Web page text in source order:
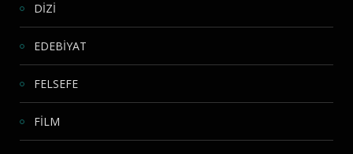
DİZİ
EDEBİYAT
FELSEFE
FİLM